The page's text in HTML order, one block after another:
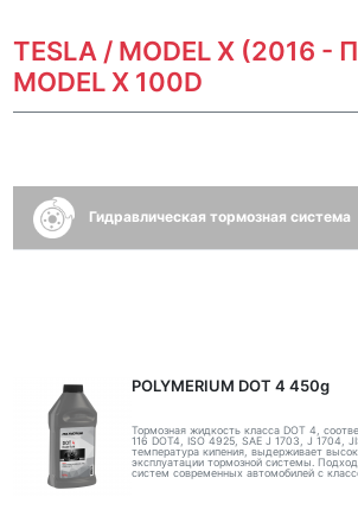
TESLA / MODEL X (2016 -
MODEL X 100D
Гидравлическая тормозная система
POLYMERIUM DOT 4 450g
Тормозная жидкость класса DOT 4,
116 DOT4, ISO 4925, SAE J 1703, J 1704,
температура кипения, выдерживает
эксплуатации тормозной системы.
систем современных автомобилей с